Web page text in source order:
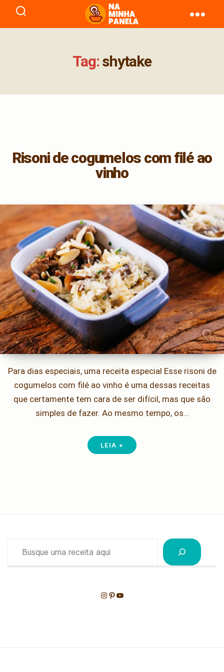
naminhapanela.com
Tag: shytake
Risoni de cogumelos com filé ao
vinho
Para dias especiais, uma receita especial Esse risoni de
cogumelos com filé ao vinho é uma dessas receitas
que certamente tem cara de ser difícil, mas que são
simples de fazer. Ao mesmo tempo, os…
LEIA +
Instagram
Pinterest
Youtube